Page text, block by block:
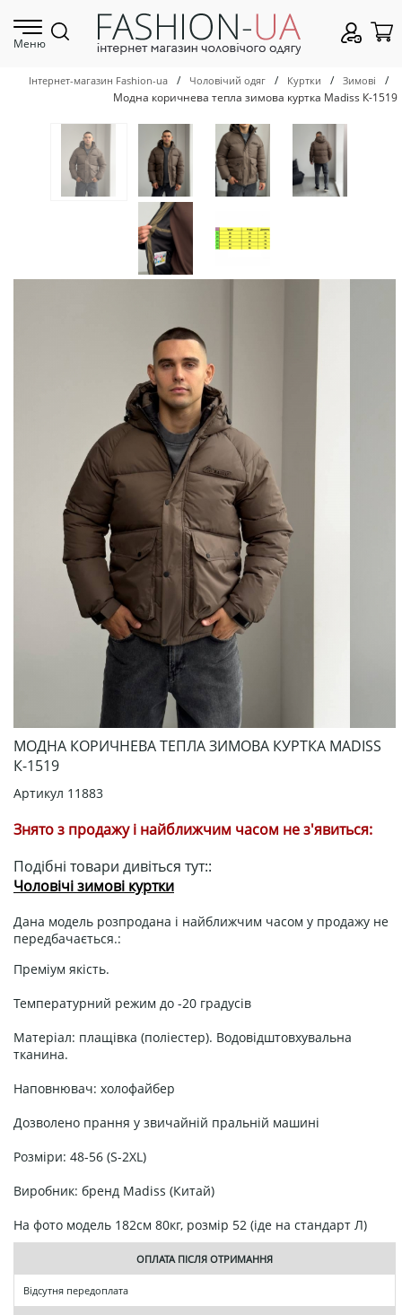
Меню
Інтернет-магазин Fashion-ua / Чоловічий одяг / Куртки / Зимові
/
Модна коричнева тепла зимова куртка Madiss К-1519
МОДНА КОРИЧНЕВА ТЕПЛА ЗИМОВА КУРТКА MADISS
К-1519
Артикул 11883
Знято з продажу і найближчим часом не з'явиться:
Подібні товари дивіться тут::
Чоловічі зимові куртки
Дана модель розпродана і найближчим часом у продажу не
передбачається.:
Преміум якість.
Температурний режим до -20 градусів
Матеріал: плащівка (поліестер). Водовідштовхувальна
тканина.
Наповнювач: холофайбер
Дозволено прання у звичайній пральній машині
Розміри: 48-56 (S-2XL)
Виробник: бренд Madiss (Китай)
На фото модель 182см 80кг, розмір 52 (іде на стандарт Л)
ОПЛАТА ПІСЛЯ ОТРИМАННЯ
Відсутня передоплата